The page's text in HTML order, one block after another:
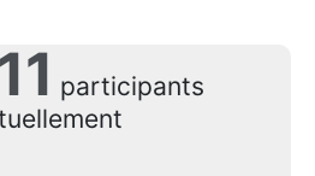
11 participants